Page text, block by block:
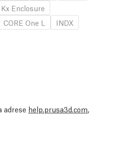
Enclosure
CORE One L INDX
adrese help.prusa3d.com,